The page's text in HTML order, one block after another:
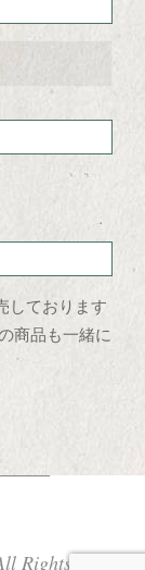
しております
商品も一緒に
Rights